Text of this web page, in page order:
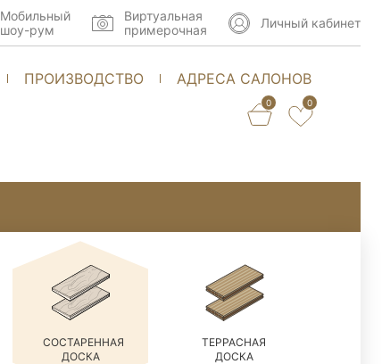
ПРОИЗВОДСТВО АДРЕСА САЛОНОВ
0 0
Мобильный
шоу-рум
Виртуальная
примерочная
Личный кабинет
СОСТАРЕННАЯ
ДОСКА
ТЕРРАСНАЯ
ДОСКА